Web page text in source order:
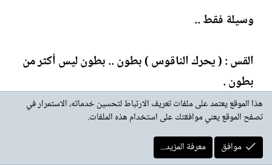
وسيلة فقط ..
القس : ( يحرك الناقوس ) بطون .. بطون ليس أكثر من
بطون .
( صــوت هـديـر بـحـر )
هذا الموقع يعتمد على ملفات تعريف الارتباط لتحسين خدماته، الاستمرار في
تصفح الموقع يعني موافقتك على استخدام هذه الملفات.
موافق
معرفة المزيد...